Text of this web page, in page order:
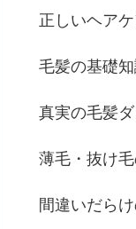
正しいヘア
毛髪の基礎
真実の毛髪
薄毛・抜け
間違いだら